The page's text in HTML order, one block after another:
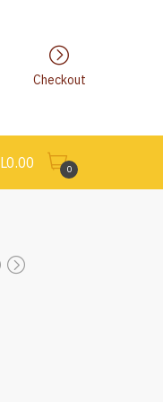
Checkout
L0.00 0